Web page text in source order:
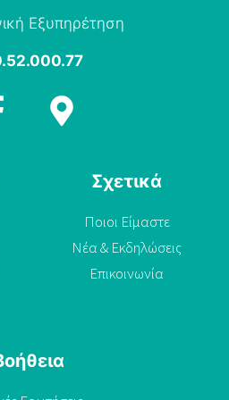
Εξυπηρέτηση
Σχετικά
Ποιοι Είμαστε
Νέα & Εκδηλώσεις
Επικοινωνία